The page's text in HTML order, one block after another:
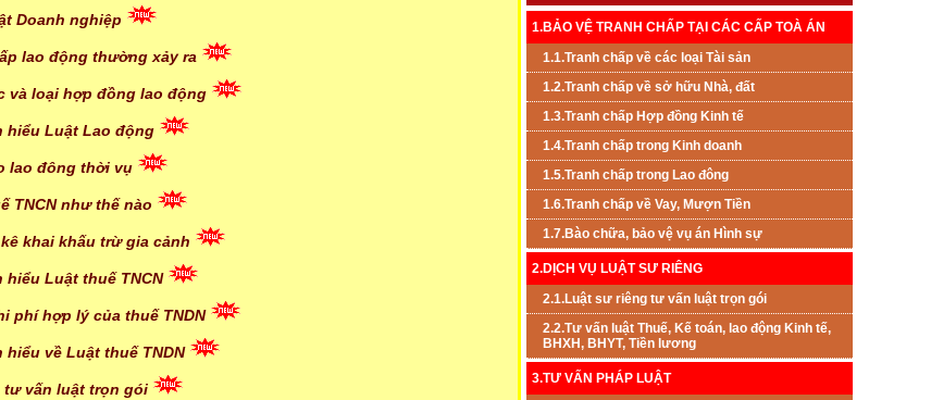
Doanh nghiệp
lao động thường xảy ra
và loại hợp đồng lao động
hiểu Luật Lao động
lao đông thời vụ
TNCN như thế nào
khai khấu trừ gia cảnh
hiểu Luật thuế TNCN
phí hợp lý của thuế TNDN
hiểu về Luật thuế TNDN
tư vấn luật trọn gói
1.BẢO VỆ TRANH CHẤP TẠI CÁC CẤP TOÀ ÁN
1.1.Tranh chấp về các loại Tài sản
1.2.Tranh chấp về sở hữu Nhà, đất
1.3.Tranh chấp Hợp đồng Kinh tế
1.4.Tranh chấp trong Kinh doanh
1.5.Tranh chấp trong Lao đông
1.6.Tranh chấp về Vay, Mượn Tiền
1.7.Bào chữa, bảo vệ vụ án Hình sự
2.DỊCH VỤ LUẬT SƯ RIÊNG
2.1.Luật sư riêng tư vấn luật trọn gói
2.2.Tư vấn luật Thuế, Kế toán, lao động Kinh tế,
BHXH, BHYT, Tiền lương
3.TƯ VẤN PHÁP LUẬT